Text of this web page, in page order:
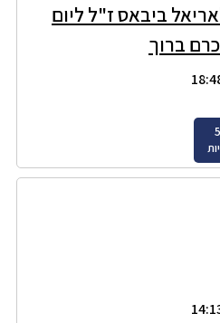
ביבאס ז"ל ליום
ברוך